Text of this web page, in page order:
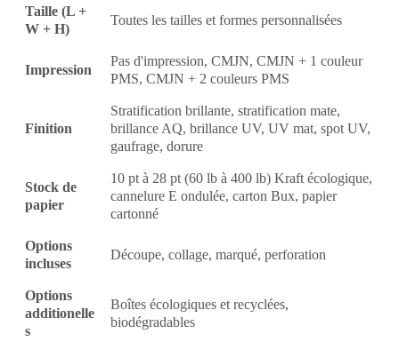
Taille (L +
W + H)
Toutes les tailles et formes personnalisées
Impression
Pas d'impression, CMJN, CMJN + 1 couleur
PMS, CMJN + 2 couleurs PMS
Finition
Stratification brillante, stratification mate,
brillance AQ, brillance UV, UV mat, spot UV,
gaufrage, dorure
Stock de
papier
10 pt à 28 pt (60 lb à 400 lb) Kraft écologique,
cannelure E ondulée, carton Bux, papier
cartonné
Options
incluses
Découpe, collage, marqué, perforation
Options
additionelle
s
Boîtes écologiques et recyclées,
biodégradables